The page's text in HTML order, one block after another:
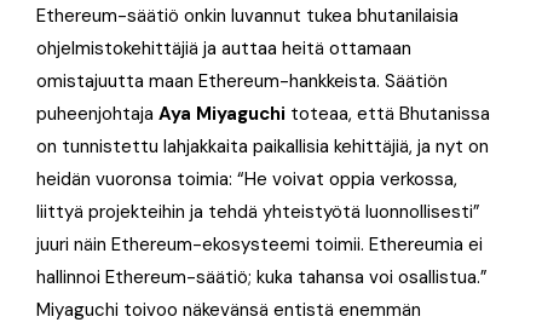
Ethereum-säätiö onkin luvannut tukea bhutanilaisia
ohjelmistokehittäjiä ja auttaa heitä ottamaan
omistajuutta maan Ethereum-hankkeista. Säätiön
puheenjohtaja Aya Miyaguchi toteaa, että Bhutanissa
on tunnistettu lahjakkaita paikallisia kehittäjiä, ja nyt on
heidän vuoronsa toimia: “He voivat oppia verkossa,
liittyä projekteihin ja tehdä yhteistyötä luonnollisesti”
juuri näin Ethereum-ekosysteemi toimii. Ethereumia ei
hallinnoi Ethereum-säätiö; kuka tahansa voi osallistua.”
Miyaguchi toivoo näkevänsä entistä enemmän